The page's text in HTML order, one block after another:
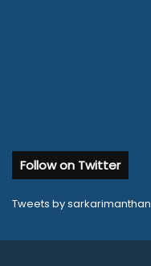
Follow on Twitter
Tweets by sarkarimanthan